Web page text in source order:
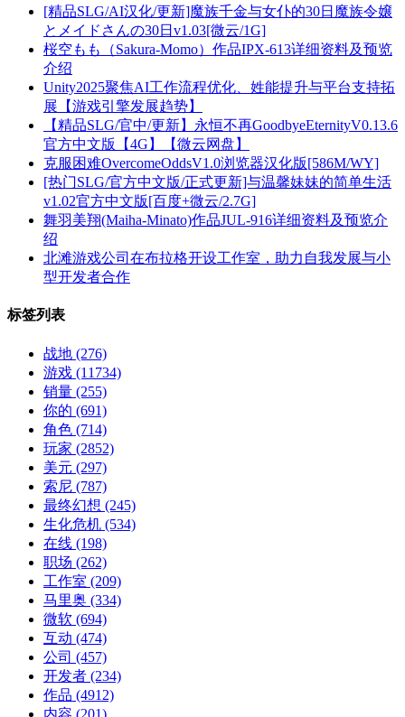
[精品SLG/AI汉化/更新]魔族千金与女仆的30日魔族令嬢
とメイドさんの30日v1.03[微云/1G]
桜空もも（Sakura-Momo）作品IPX-613详细资料及预览
介绍
Unity2025聚焦AI工作流程优化、姓能提升与平台支持拓
展【游戏引擎发展趋势】
【精品SLG/官中/更新】永恒不再GoodbyeEternityV0.13.6
官方中文版【4G】【微云网盘】
克服困难OvercomeOddsV1.0浏览器汉化版[586M/WY]
[热门SLG/官方中文版/正式更新]与温馨妹妹的简单生活
v1.02官方中文版[百度+微云/2.7G]
舞羽美翔(Maiha-Minato)作品JUL-916详细资料及预览介
绍
北滩游戏公司在布拉格开设工作室，助力自我发展与小
型开发者合作
标签列表
战地 (276)
游戏 (11734)
销量 (255)
你的 (691)
角色 (714)
玩家 (2852)
美元 (297)
索尼 (787)
最终幻想 (245)
生化危机 (534)
在线 (198)
职场 (262)
工作室 (209)
马里奥 (334)
微软 (694)
互动 (474)
公司 (457)
开发者 (234)
作品 (4912)
内容 (201)